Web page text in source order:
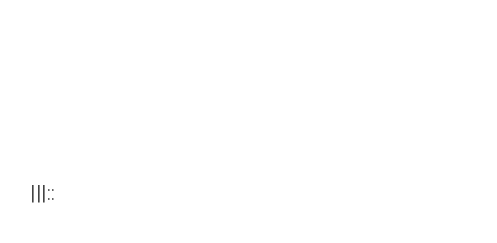
|||::